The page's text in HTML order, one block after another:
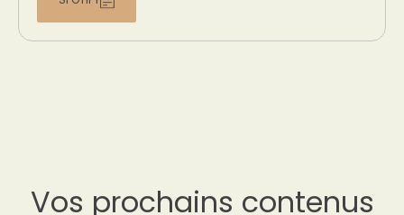
Vos prochains contenus